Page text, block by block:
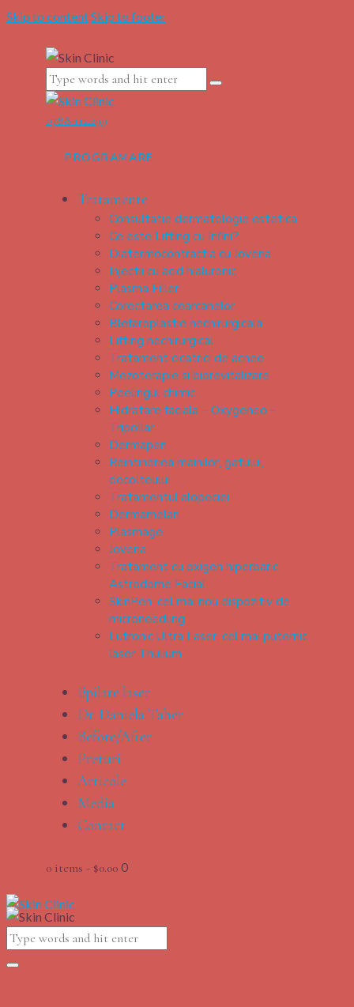
Skip to contentSkip to footer
0788.112.299
PROGRAMARE
Tratamente
Consultatie dermatologie estetica
Ce este Lifting cu Infini?
Diatermocontractia cu Jovena
Injectii cu acid hialuronic
Plasma Filler
Corectarea cearcanelor
Blefaroplastie nechirurgicala
Lifting nechirurgical
Tratament cicatrici de acnee
Mezoterapie si biorevitalizare
Peelingul chimic
Hidratare faciala – Oxygeneo –
Tripollar
Dermapen
Reintineriea mainilor, gatului,
decolteului
Tratamentul alopeciei
Dermamelan
Plasmage
Jovena
Tratament cu oxigen hiperbaric
Astrodome Facial
SkinPen, cel mai nou dispozitiv de
microneedling
Lutronic Ultra Laser, cel mai puternic
laser Thulium
Epilare laser
Dr. Daniela Taher
Before/After
Preturi
Articole
Media
Contact
0 items - $0.00 0